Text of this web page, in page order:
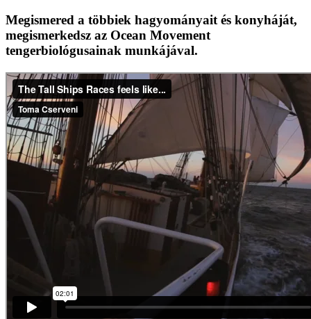
Megismered a többiek hagyományait és konyháját,
megismerkedsz az Ocean Movement
tengerbiológusainak munkájával.